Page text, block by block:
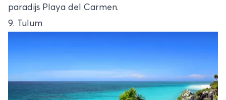
paradijs Playa del Carmen.
9. Tulum